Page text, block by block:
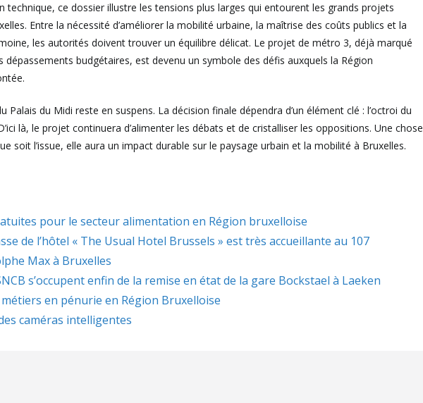
technique, ce dossier illustre les tensions plus larges qui entourent les grands projets
Entre la nécessité d’améliorer la mobilité urbaine, la maîtrise des coûts publics et la
les autorités doivent trouver un équilibre délicat. Le projet de métro 3, déjà marqué
dépassements budgétaires, est devenu un symbole des défis auxquels la Région
Palais du Midi reste en suspens. La décision finale dépendra d’un élément clé : l’octroi du
là, le projet continuera d’alimenter les débats et de cristalliser les oppositions. Une chose
soit l’issue, elle aura un impact durable sur le paysage urbain et la mobilité à Bruxelles.
pour le secteur alimentation en Région bruxelloise
de l’hôtel « The Usual Hotel Brussels » est très accueillante au 107
Max à Bruxelles
s’occupent enfin de la remise en état de la gare Bockstael à Laeken
en pénurie en Région Bruxelloise
caméras intelligentes